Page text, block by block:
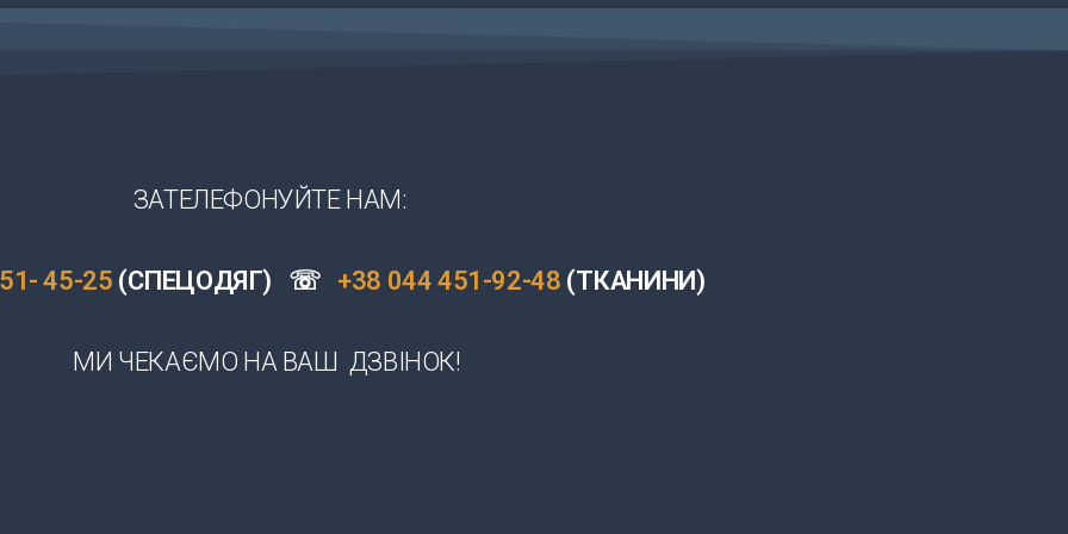
ЗАТЕЛЕФОНУЙТЕ НАМ:
45-25 (СПЕЦОДЯГ) ☏ +38 044 451-92-48 (ТКАНИНИ)
МИ ЧЕКАЄМО НА ВАШ ДЗВІНОК!